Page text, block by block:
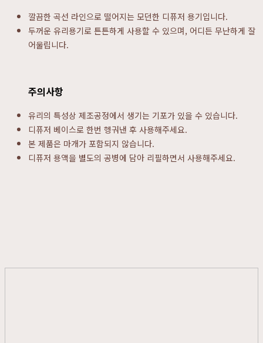
깔끔한 곡선 라인으로 떨어지는 모던한 디퓨저 용기입니다.
두꺼운 유리용기로 튼튼하게 사용할 수 있으며, 어디든 무난하게 잘
어울립니다.
주의사항
유리의 특성상 제조공정에서 생기는 기포가 있을 수 있습니다.
디퓨저 베이스로 한번 헹궈낸 후 사용해주세요.
본 제품은 마개가 포함되지 않습니다.
디퓨저 용액을 별도의 공병에 담아 리필하면서 사용해주세요.